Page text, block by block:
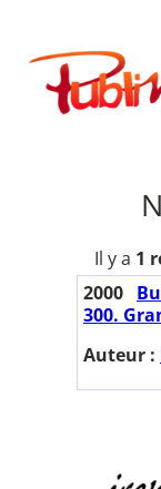
contenu
Publimath
Il y a 1
2000
300.
Auteur :